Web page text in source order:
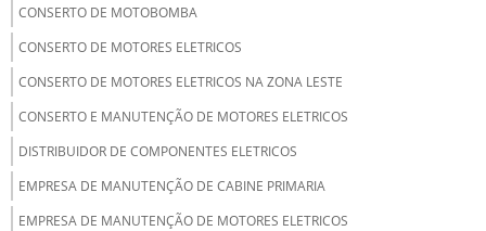
CONSERTO DE MOTOBOMBA
CONSERTO DE MOTORES ELETRICOS
CONSERTO DE MOTORES ELETRICOS NA ZONA LESTE
CONSERTO E MANUTENÇÃO DE MOTORES ELETRICOS
DISTRIBUIDOR DE COMPONENTES ELETRICOS
EMPRESA DE MANUTENÇÃO DE CABINE PRIMARIA
EMPRESA DE MANUTENÇÃO DE MOTORES ELETRICOS